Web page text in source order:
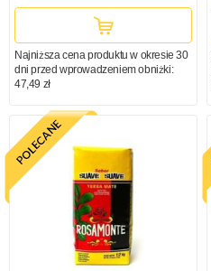
Najniższa cena produktu w okresie 30
dni przed wprowadzeniem obniżki:
47,49 zł